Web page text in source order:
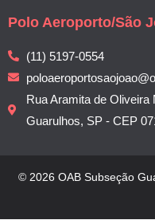
Polo Aeroporto/São
(11) 5197-0554
Rua Aramita de
Guarulhos, SP - CEP
© 2026 OAB Subseção